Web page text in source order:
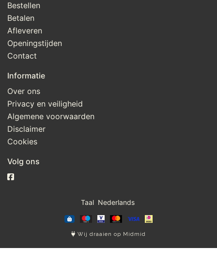
Bestellen
Betalen
Afleveren
Openingstijden
Contact
Informatie
Over ons
Privacy en veiligheid
Algemene voorwaarden
Disclaimer
Cookies
Volg ons
Taal
Wij draaien op Midmid